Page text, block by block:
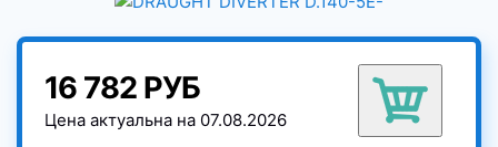
16 782 РУБ
Цена актуальна на 07.08.2026